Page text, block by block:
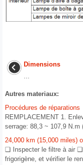
Dimensions
Autres materiaux:
Procédures de réparations
REMPLACEMENT 1.
serrage: 88,3 ~ 107,9
24,000 km (15,000 miles)
❑ Inspecter le filtre à air ❑
frigorigène, et vérifier le